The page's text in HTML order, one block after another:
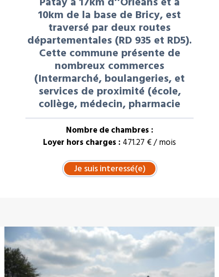
10km de la base de Bricy, est
traversé par deux routes
départementales (RD 935 et RD5).
Cette commune présente de
nombreux commerces
(Intermarché, boulangeries, et
services de proximité (école,
collège, médecin, pharmacie
Nombre de chambres :
Loyer hors charges : 471.27 € / mois